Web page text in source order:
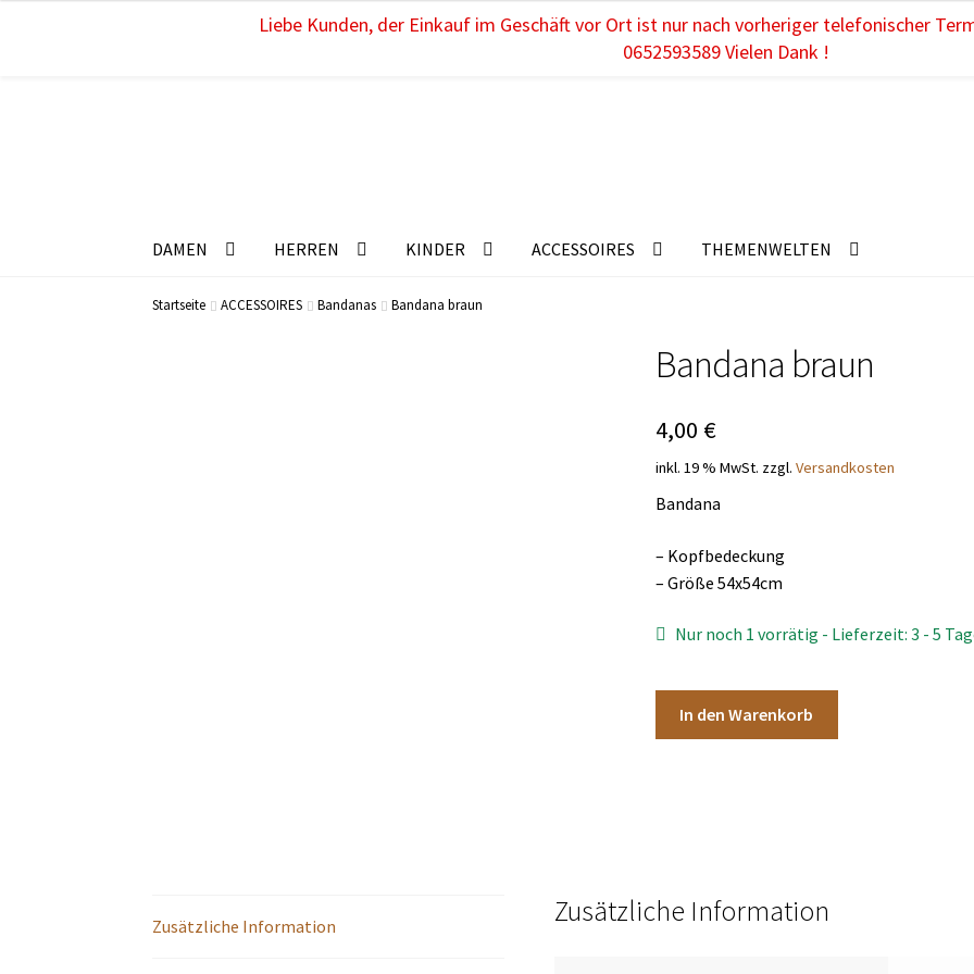
DAMEN HERREN KINDER ACCESSOIRES THEMENWELTEN
Startseite ACCESSOIRES Bandanas Bandana braun
Bandana braun
4,00 €
inkl. 19 % MwSt. zzgl. Versandkosten
Bandana
– Kopfbedeckung
– Größe 54x54cm
Nur noch 1 vorrätig - Lieferzeit: 3 - 5
In den Warenkorb
Zusätzliche Information Zusätzliche Information
Liebe Kunden, der Einkauf im Geschäft vor Ort ist nur nach vorheriger telefonischer
0652593589 Vielen Dank !